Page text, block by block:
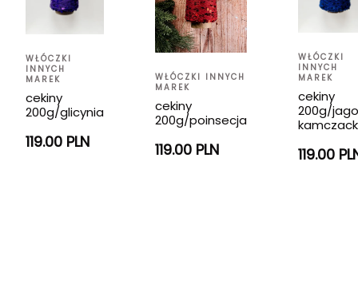
WŁÓCZKI
INNYCH
MAREK
cekiny
200g/glicynia
119.00 PLN
WŁÓCZKI INNYCH
MAREK
cekiny
200g/poinsecja
119.00 PLN
WŁÓCZKI
INNYCH
MAREK
cekiny
200g/
119.00